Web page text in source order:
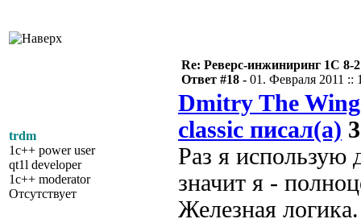
trdm
1c++ power user
qt1l developer
1c++ moderator
Отсутствует
Re: Реверс-инжиниринг 1С 8-2
Ответ #18 - 01. Февраля 2011 ::
Dmitry The
classic писал(а)
Раз я использую
значит я -
Железная логика.